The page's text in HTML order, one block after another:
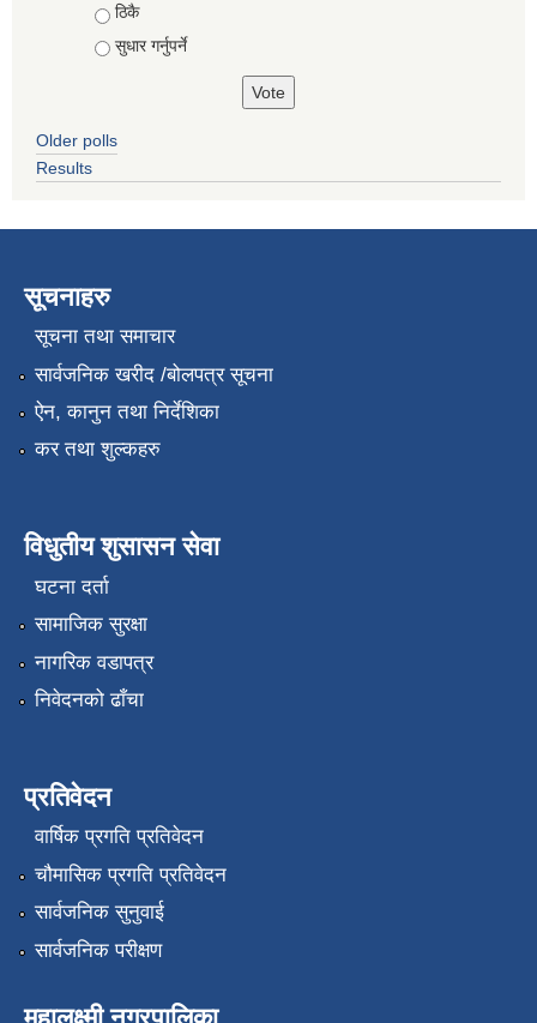
ठिकै
सुधार गर्नुपर्ने
Older polls
Results
सूचनाहरु
सूचना तथा समाचार
सार्वजनिक खरीद /बोलपत्र सूचना
ऐन, कानुन तथा निर्देशिका
कर तथा शुल्कहरु
विधुतीय शुसासन सेवा
घटना दर्ता
सामाजिक सुरक्षा
नागरिक वडापत्र
निवेदनको ढाँचा
प्रतिवेदन
वार्षिक प्रगति प्रतिवेदन
चौमासिक प्रगति प्रतिवेदन
सार्वजनिक सुनुवाई
सार्वजनिक परीक्षण